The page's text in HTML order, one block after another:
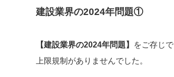
建設業界の2024年問題①
【建設業界の2024年問題】
をご存じ
上限規制がありませんでした。